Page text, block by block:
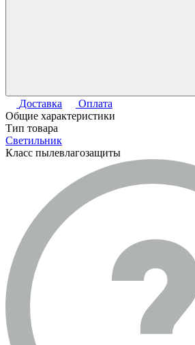
Доставка
Оплата
Общие характеристики
Тип товара
Светильник
Класс пылевлагозащиты